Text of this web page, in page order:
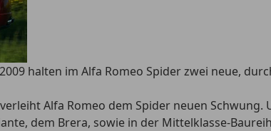
halten im Alfa Romeo Spider zwei neue,
Alfa Romeo dem Spider neuen
dem Brera, sowie in der Mittelklasse-